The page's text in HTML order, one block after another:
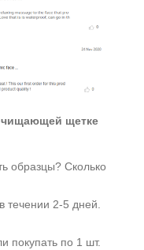
щетке
образцы? Сколько
течении 2-5 дней.
покупать по 1 шт.